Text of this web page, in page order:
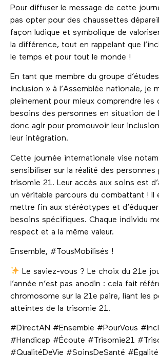
Pour diffuser le message de cette
pas opter pour des chaussettes
façon ludique et symbolique de
la différence, tout en rappelant que
le temps et pour tout le monde !
En tant que membre du groupe
inclusion » à l’Assemblée nationale, je
pleinement pour mieux comprendre les
besoins des personnes en situation de
donc agir pour promouvoir leur
leur intégration.
Cette journée internationale vise
sensibiliser sur la réalité des personnes
trisomie 21. Leur accès aux soins est
un véritable parcours du combattant ! Il
mettre fin aux stéréotypes et d’éduquer
besoins spécifiques. Chaque individu
respect et a la même valeur.
Ensemble, #TousMobilisés !
Le saviez-vous ? Le choix du 21e
l’année n’est pas anodin : cela fait
chromosome sur la 21e paire, liant les
atteintes de la trisomie 21.
#DirectAN #Ensemble #PourVous
#Handicap #Écoute #Trisomie21
#QualitéDeVie #SoinsDeSanté